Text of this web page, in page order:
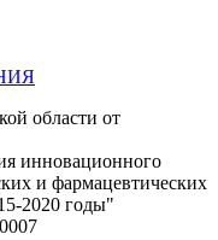
области от
инновационного
и фармацевтических
2020 годы"